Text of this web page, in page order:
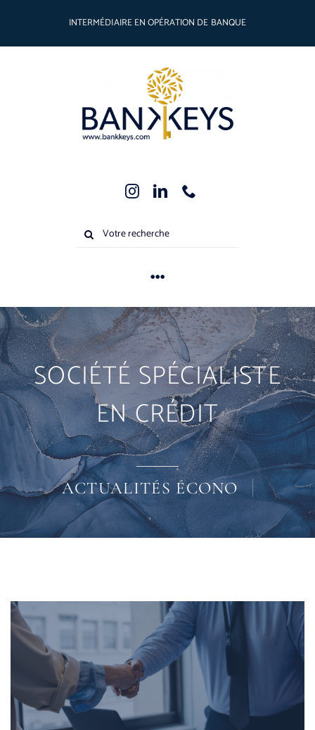
INTERMÉDIAIRE EN OPÉRATION DE BANQUE
Rechercher:
Navigation
Métiers
Solutions
L’excellence
Partenariat
Actualités
SOCIÉTÉ SPÉCIALISTE
EN CRÉDIT
ACTUALITÉS